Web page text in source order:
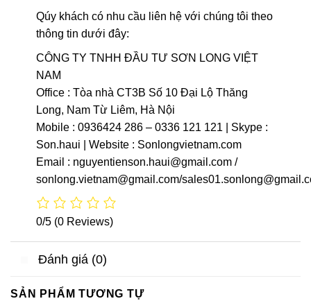
Qúy khách có nhu cầu liên hệ với chúng tôi theo
thông tin dưới đây:
CÔNG TY TNHH ĐẦU TƯ SƠN LONG VIỆT
NAM
Office : Tòa nhà CT3B Số 10 Đại Lộ Thăng
Long, Nam Từ Liêm, Hà Nội
Mobile : 0936424 286 – 0336 121 121 | Skype :
Son.haui | Website : Sonlongvietnam.com
Email : nguyentienson.haui@gmail.com /
sonlong.vietnam@gmail.com/
0/5 (0 Reviews)
Đánh giá (0)
SẢN PHẨM TƯƠNG TỰ